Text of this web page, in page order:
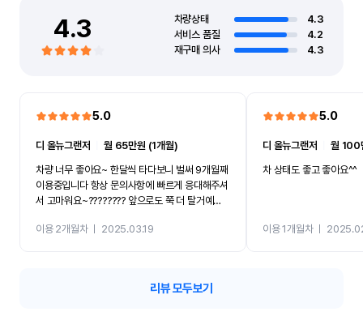
4.3 차량상태
4.3
서비스 품질
4.2
재구매 의사
4.3
5.0
디 올뉴그랜저 ㅣ월 65만원 (1개월)
차량 너무 좋아요~ 한달씩 타다보니 벌써 9개월째
이용중입니다 항상 문의사항에 빠르게 응대해주셔
서 고마워요~???????? 앞으로도 쭉 더 탈거예
이용 2개월차ㅣ 2025.03.19
5.0
디 올뉴그랜저 ㅣ월 100
차 상태도 좋고 좋아요^^
이용 1개월차ㅣ
리뷰 모두보기